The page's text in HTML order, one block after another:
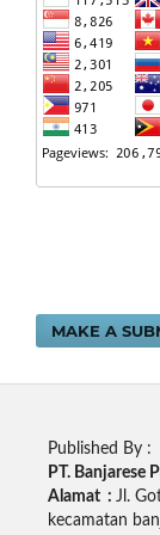
MAKE A
Published By :
PT. Banjarese
Alamat : Jl.
kecamatan